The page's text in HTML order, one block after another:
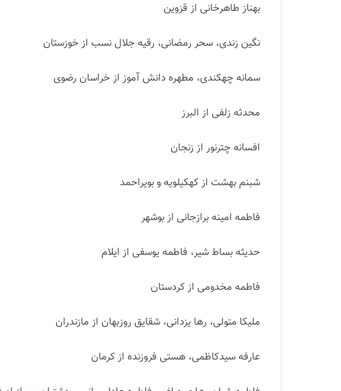
بهناز طاهرخانی از قزوین
نگین زندی، سحر رمضانی، رقیه جلال نسب از خوزستان
سمانه چهکندی، مطهره دانش آموز از خراسان رضوی
محدثه زلفی از البرز
افسانه چترنور از زنجان
شبنم بهشت از کهکیلویه و بویراحمد
فاطمه امینه برازجانی از بوشهر
حدیثه بساط شیر، فاطمه یوسفی از ایلام
فاطمه مخدومی از کردستان
ملیکا متولی، رها یزدانی، شقایق روزبهان از مازندران
عارفه سیدکاظمی، هستی فروزنده از کرمان